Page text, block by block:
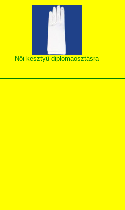
Női kesztyű diplomaosztásra